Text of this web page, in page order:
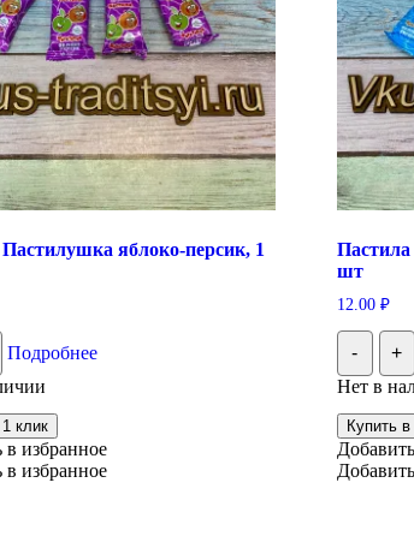
яблоко-персик, 1
Подробнее
клик
в избранное
в избранное
шт
12.00 ₽
- +
Нет в
Купить